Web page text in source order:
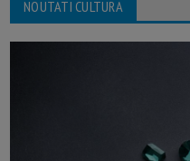
NOUTATI CULTURA